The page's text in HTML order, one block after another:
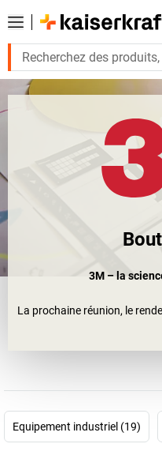
3M – la
La prochaine réunion, le
vocabulaire pour
parce que certains des
marché sur la lune
Equipement industriel (19)